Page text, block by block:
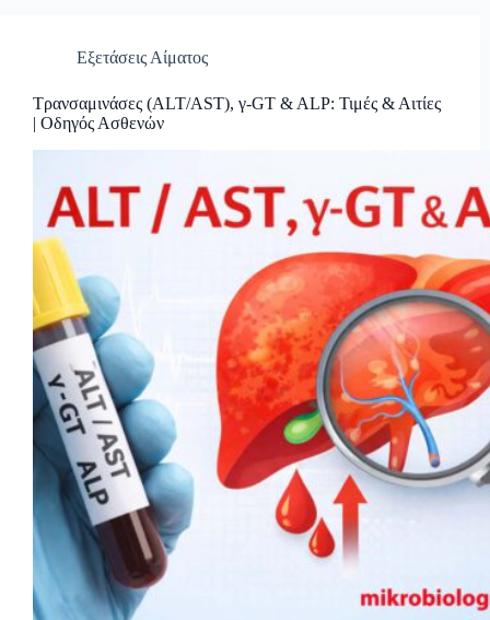
Εξετάσεις Αίματος
Τρανσαμινάσες (ALT/AST), γ-GT & ALP: Τιμές & Αιτίες
| Οδηγός Ασθενών